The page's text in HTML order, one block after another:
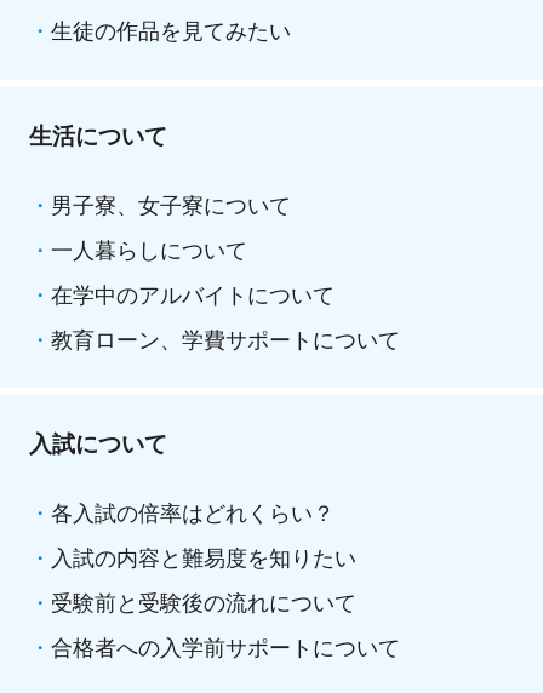
生徒の作品を見てみたい
生活について
男子寮、女子寮について
一人暮らしについて
在学中のアルバイトについて
教育ローン、学費サポートについて
入試について
各入試の倍率はどれくらい？
入試の内容と難易度を知りたい
受験前と受験後の流れについて
合格者への入学前サポートについて